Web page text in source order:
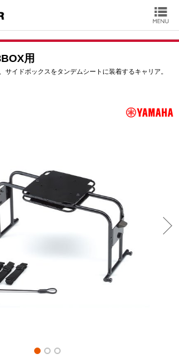
用
サイドボックスをタンデムシートに装着するキャリア。